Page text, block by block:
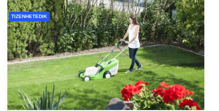
TIZENHETEDIK